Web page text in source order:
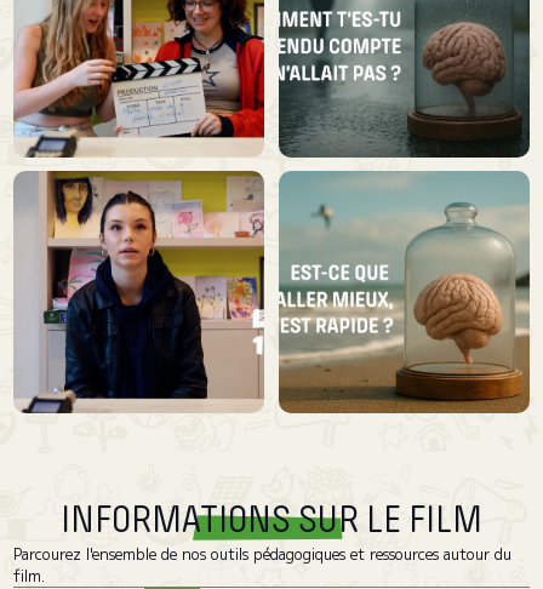
INFORMATIONS SUR LE FILM
Parcourez l'ensemble de nos outils pédagogiques et ressources autour du
film.